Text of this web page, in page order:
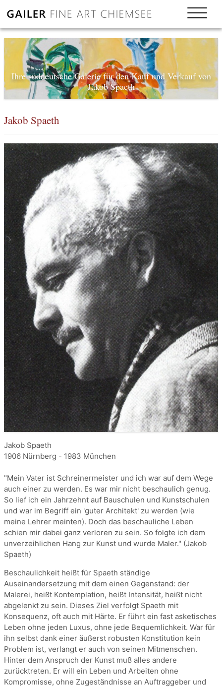
Ihre süddeutsche Galerie für den Kauf und Verkauf von
Jakob Spaeth
Jakob Spaeth
Jakob Spaeth
1906 Nürnberg - 1983 München
"Mein Vater ist Schreinermeister und ich war auf dem Wege
auch einer zu werden. Es war mir nicht beschaulich genug.
So lief ich ein Jahrzehnt auf Bauschulen und Kunstschulen
und war im Begriff ein 'guter Architekt' zu werden (wie
meine Lehrer meinten). Doch das beschauliche Leben
schien mir dabei ganz verloren zu sein. So folgte ich dem
unverzeihlichen Hang zur Kunst und wurde Maler." (Jakob
Spaeth)
Beschaulichkeit heißt für Spaeth ständige
Auseinandersetzung mit dem einen Gegenstand: der
Malerei, heißt Kontemplation, heißt Intensität, heißt nicht
abgelenkt zu sein. Dieses Ziel verfolgt Spaeth mit
Konsequenz, oft auch mit Härte. Er führt ein fast asketisches
Leben ohne jeden Luxus, ohne jede Bequemlichkeit. War für
ihn selbst dank einer äußerst robusten Konstitution kein
Problem ist, verlangt er auch von seinen Mitmenschen.
Hinter dem Anspruch der Kunst muß alles andere
zurücktreten. Er will ein Leben und Arbeiten ohne
Kompromisse, ohne Zugeständnisse an Auftraggeber und